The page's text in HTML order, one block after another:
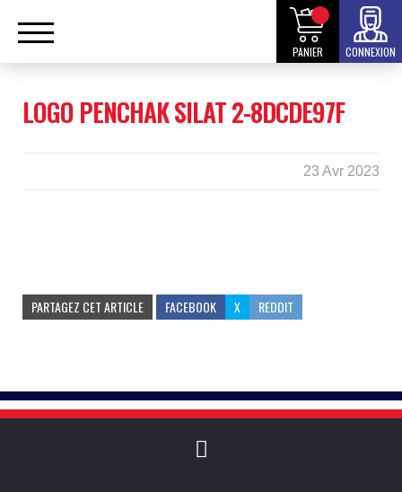
PANIER CONNEXION
LOGO PENCHAK SILAT 2-8DCDE97F
23 Avr 2023
PARTAGEZ CET ARTICLE FACEBOOK X REDDIT